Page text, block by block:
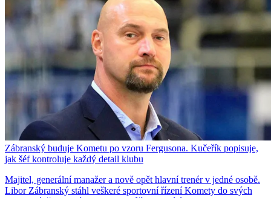
Zábranský buduje Kometu po vzoru Fergusona. Kučeřík popisuje,
jak šéf kontroluje každý detail klubu
Majitel, generální manažer a nově opět hlavní trenér v jedné osobě.
Libor Zábranský stáhl veškeré sportovní řízení Komety do svých